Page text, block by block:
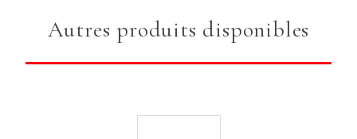
Autres produits disponibles